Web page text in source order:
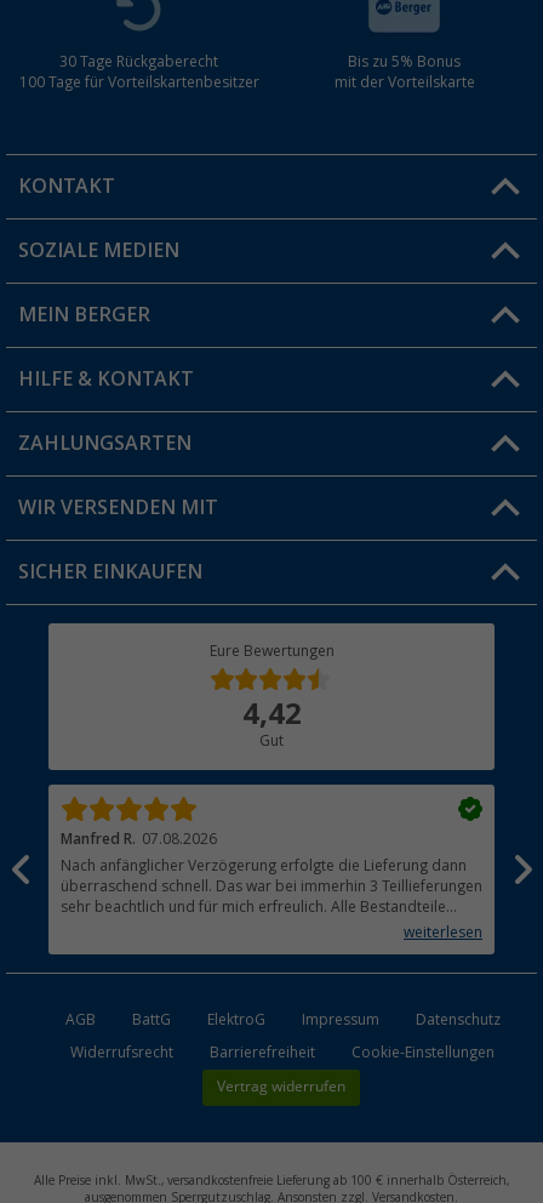
30 Tage Rückgaberecht
100 Tage für Vorteilskartenbesitzer
Bis zu 5% Bonus
mit der Vorteilskarte
KONTAKT
Du hast eine Frage?
Filiale finden
SOZIALE MEDIEN
MEIN BERGER
Vorteilskarte
Blog
Jobs & Karriere
HILFE & KONTAKT
FAQ & Kontakt
Versandinformationen
Rücksendung
ZAHLUNGSARTEN
WIR VERSENDEN MIT
SICHER EINKAUFEN
Eure Bewertungen
4,42
Gut
Manfred R. 07.08.2026
Nach anfänglicher Verzögerung erfolgte die Lieferung dann
überraschend schnell. Das war bei immerhin 3 Teillieferungen
sehr beachtlich und für mich erfreulich. Alle Bestandteile
waren gut verpackt und in Ordnung. Das Gerät (Gasgrill)weiterlesen
AGB BattG ElektroG Impressum
Datenschutz
Widerrufsrecht
Barrierefreiheit Cookie-Einstellungen
Vertrag widerrufen
Alle Preise inkl. MwSt., versandkostenfreie Lieferung ab 100 € innerhalb Österreich,
ausgenommen Sperrgutzuschlag. Ansonsten zzgl. Versandkosten.